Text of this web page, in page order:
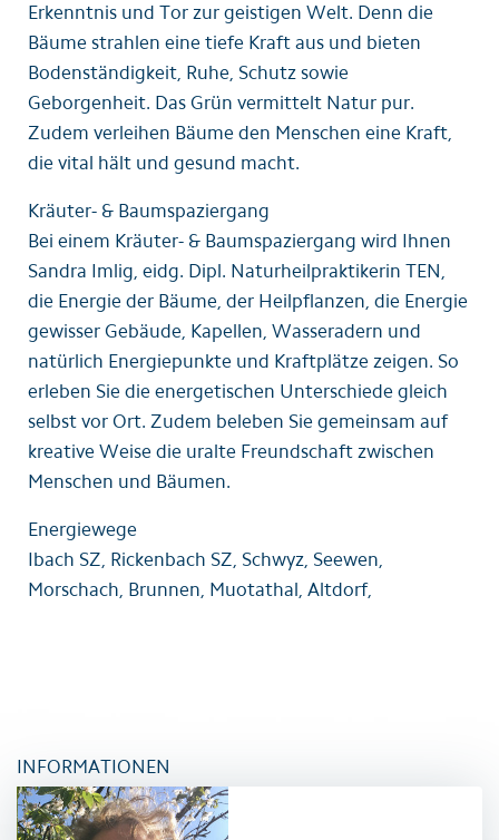
Erkenntnis und Tor zur geistigen Welt. Denn die
Bäume strahlen eine tiefe Kraft aus und bieten
Bodenständigkeit, Ruhe, Schutz sowie
Geborgenheit. Das Grün vermittelt Natur pur.
Zudem verleihen Bäume den Menschen eine Kraft,
die vital hält und gesund macht.
Kräuter- & Baumspaziergang
Bei einem Kräuter- & Baumspaziergang wird Ihnen
Sandra Imlig, eidg. Dipl. Naturheilpraktikerin TEN,
die Energie der Bäume, der Heilpflanzen, die Energie
gewisser Gebäude, Kapellen, Wasseradern und
natürlich Energiepunkte und Kraftplätze zeigen. So
erleben Sie die energetischen Unterschiede gleich
selbst vor Ort. Zudem beleben Sie gemeinsam auf
kreative Weise die uralte Freundschaft zwischen
Menschen und Bäumen.
Energiewege
Ibach SZ, Rickenbach SZ, Schwyz, Seewen,
Morschach, Brunnen, Muotathal, Altdorf,
INFORMATIONEN